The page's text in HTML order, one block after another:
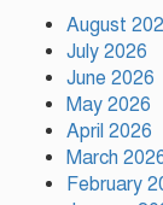
August
July 2026
June 2026
May 2026
April 2026
March
February